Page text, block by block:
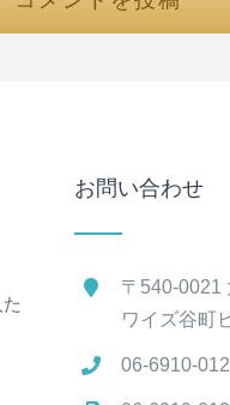
お問い合わせ
〒540-0021
ワイズ谷町
06-6910-